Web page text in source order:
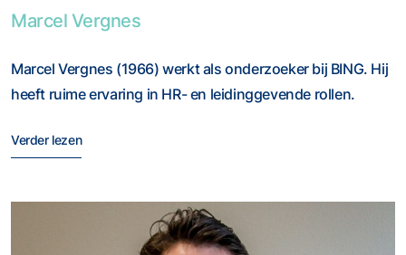
Marcel Vergnes
Marcel Vergnes (1966) werkt als onderzoeker bij BING. Hij
heeft ruime ervaring in HR- en leidinggevende rollen.
Verder lezen